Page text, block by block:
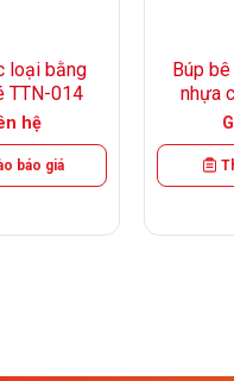
loại bằng
TTN-014
hệ
báo giá
Búp
nhựa